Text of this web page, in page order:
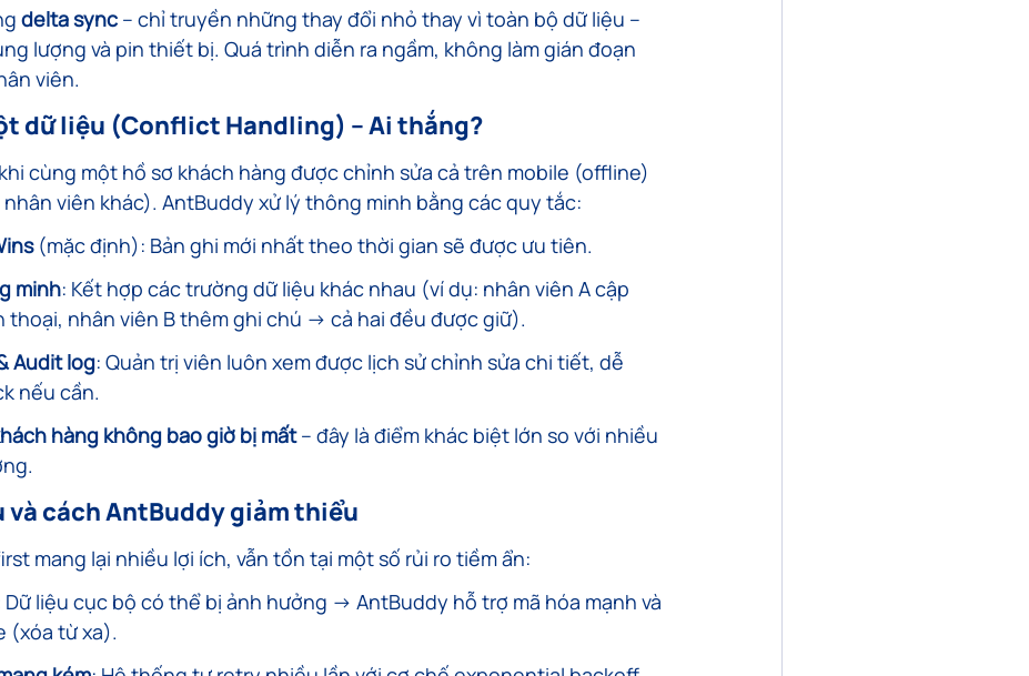
delta sync – chỉ truyền những thay đổi nhỏ thay vì toàn bộ dữ liệu –
lượng và pin thiết bị. Quá trình diễn ra ngầm, không làm gián đoạn
viên.
dữ liệu (Conflict Handling) – Ai thắng?
cùng một hồ sơ khách hàng được chỉnh sửa cả trên mobile (offline)
viên khác). AntBuddy xử lý thông minh bằng các quy tắc:
(mặc định): Bản ghi mới nhất theo thời gian sẽ được ưu tiên.
minh: Kết hợp các trường dữ liệu khác nhau (ví dụ: nhân viên A cập
thoại, nhân viên B thêm ghi chú → cả hai đều được giữ).
Audit log: Quản trị viên luôn xem được lịch sử chỉnh sửa chi tiết, dễ
nếu cần.
hàng không bao giờ bị mất – đây là điểm khác biệt lớn so với nhiều
và cách AntBuddy giảm thiểu
mang lại nhiều lợi ích, vẫn tồn tại một số rủi ro tiềm ẩn:
Dữ liệu cục bộ có thể bị ảnh hưởng → AntBuddy hỗ trợ mã hóa mạnh và
(xóa từ xa).